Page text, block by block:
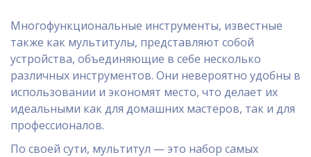
Многофункциональные инструменты, известные
также как мультитулы, представляют собой
устройства, объединяющие в себе несколько
различных инструментов. Они невероятно удобны в
использовании и экономят место, что делает их
идеальными как для домашних мастеров, так и для
профессионалов.
По своей сути, мультитул — это набор самых